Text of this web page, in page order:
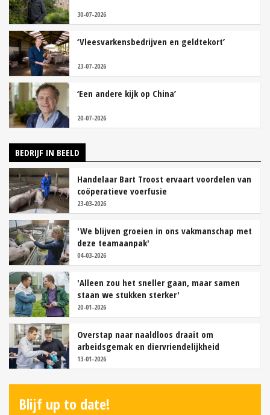
30-07-2026
‘Vleesvarkensbedrijven en geldtekort’
23-07-2026
‘Een andere kijk op China’
20-07-2026
BEDRIJF IN BEELD
Handelaar Bart Troost ervaart voordelen van
coöperatieve voerfusie
23-03-2026
'We blijven groeien in ons vakmanschap met
deze teamaanpak'
04-03-2026
'Alleen zou het sneller gaan, maar samen
staan we stukken sterker'
20-01-2026
Overstap naar naaldloos draait om
arbeidsgemak en diervriendelijkheid
13-01-2026
Blijf up to date!